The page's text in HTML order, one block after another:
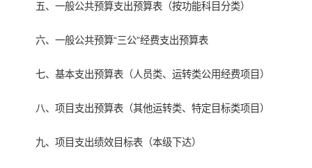
五、一般公共预算支出预算表（按功能科目分类）
六、一般公共预算“三公”经费支出预算表
七、基本支出预算表（人员类、运转类公用经费项目）
八、项目支出预算表（其他运转类、特定目标类项目）
九、项目支出绩效目标表（本级下达）